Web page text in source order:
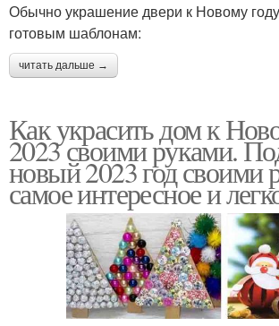
Обычно украшение двери к Новому
готовым шаблонам:
читать дальше →
Как украсить дом к
2023 своими руками.
новый 2023 год своими
самое интересное и